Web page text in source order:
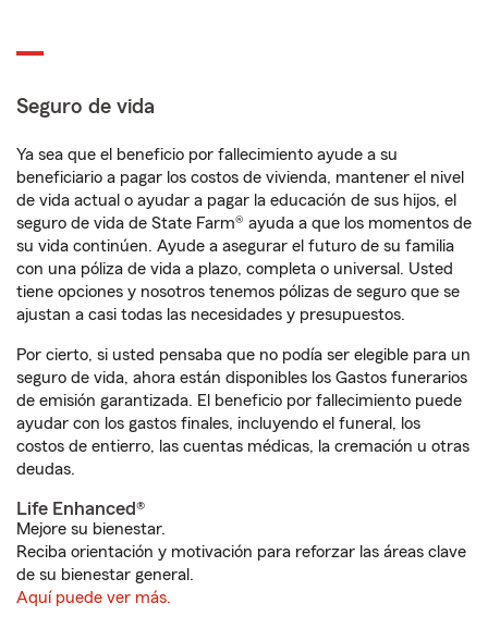
Seguro de vida
Ya sea que el beneficio por fallecimiento ayude a su
beneficiario a pagar los costos de vivienda, mantener el nivel
de vida actual o ayudar a pagar la educación de sus hijos, el
seguro de vida de State Farm® ayuda a que los momentos de
su vida continúen. Ayude a asegurar el futuro de su familia
con una póliza de vida a plazo, completa o universal. Usted
tiene opciones y nosotros tenemos pólizas de seguro que se
ajustan a casi todas las necesidades y presupuestos.
Por cierto, si usted pensaba que no podía ser elegible para un
seguro de vida, ahora están disponibles los Gastos funerarios
de emisión garantizada. El beneficio por fallecimiento puede
ayudar con los gastos finales, incluyendo el funeral, los
costos de entierro, las cuentas médicas, la cremación u otras
deudas.
Life Enhanced®
Mejore su bienestar.
Reciba orientación y motivación para reforzar las áreas clave
de su bienestar general.
Aquí puede ver más.